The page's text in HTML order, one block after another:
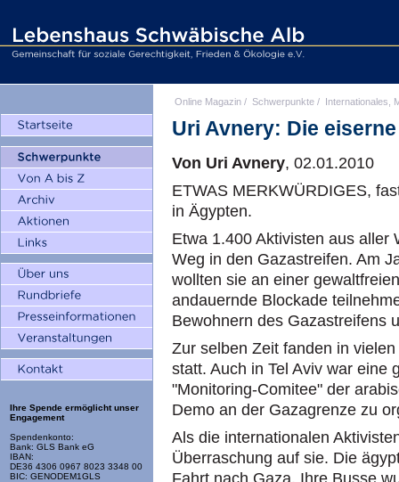
Ihre Spende ermöglicht unser
Engagement
Spendenkonto:
Bank: GLS Bank eG
IBAN:
DE36 4306 0967 8023 3348 00
BIC: GENODEM1GLS
Online Magazin / Schwerpunkte / Internationales,
Uri Avnery: Die
Von Uri Avnery, 02.01.2010
ETWAS MERKWÜRDIGES,
in Ägypten.
Etwa 1.400 Aktivisten aus aller
Weg in den Gazastreifen. Am
wollten sie an einer
andauernde Blockade
Bewohnern des Gazastreifens
Zur selben Zeit fanden in
statt. Auch in Tel Aviv war eine
"Monitoring-Comitee" der
Demo an der Gazagrenze zu
Als die internationalen
Überraschung auf sie. Die
Fahrt nach Gaza. Ihre Busse